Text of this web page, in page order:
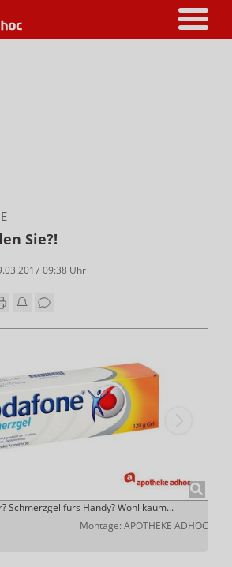
Sie?!
09:38 Uhr
Schmerzgel fürs Handy? Wohl kaum...
Montage: APOTHEKE ADHOC